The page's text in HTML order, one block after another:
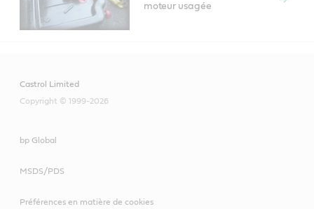
moteur usagée
Castrol Limited
Copyright © 1999-2026
bp Global
MSDS/PDS
Préférences en matière de cookies